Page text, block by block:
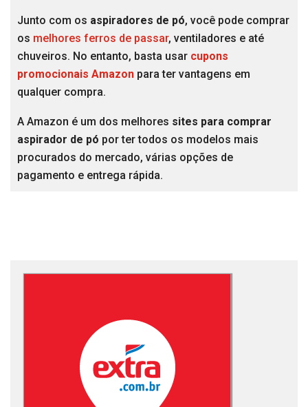
Junto com os aspiradores de pó, você pode comprar
os melhores ferros de passar, ventiladores e até
chuveiros. No entanto, basta usar cupons
promocionais Amazon para ter vantagens em
qualquer compra.
A Amazon é um dos melhores sites para comprar
aspirador de pó por ter todos os modelos mais
procurados do mercado, várias opções de
pagamento e entrega rápida.